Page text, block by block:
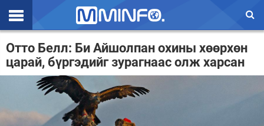
Эхлэл
Цаг агаар
Валют ханш
Улс төр
Отто Белл: Би Айшолпан охины хөөрхөн
царай, бүргэдийг зурагнаас олж харсан